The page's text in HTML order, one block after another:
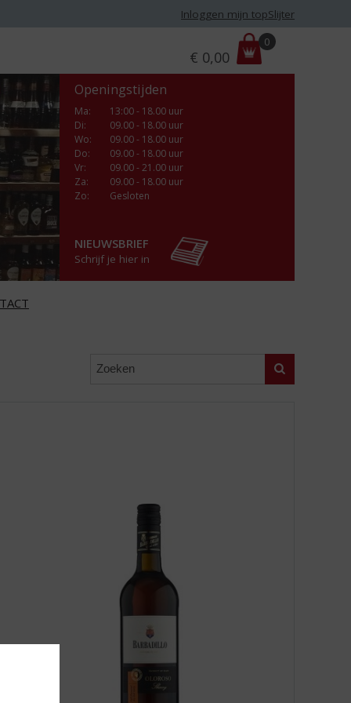
Inloggen mijn topSlijter
r
i
€ 0,00
0
Openingstijden
Ma:
13:00 - 18.00 uur
Di:
09.00 - 18.00 uur
Wo:
09.00 - 18.00 uur
Do:
09.00 - 18.00 uur
Vr:
09.00 - 21.00 uur
Za:
09.00 - 18.00 uur
Zo:
Gesloten
NIEUWSBRIEF
Schrijf je hier in
Zoeken